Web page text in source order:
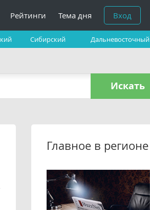
Рейтинги Тема дня Вход
Сибирский Дальневосточный
Искать
Главное в регионе